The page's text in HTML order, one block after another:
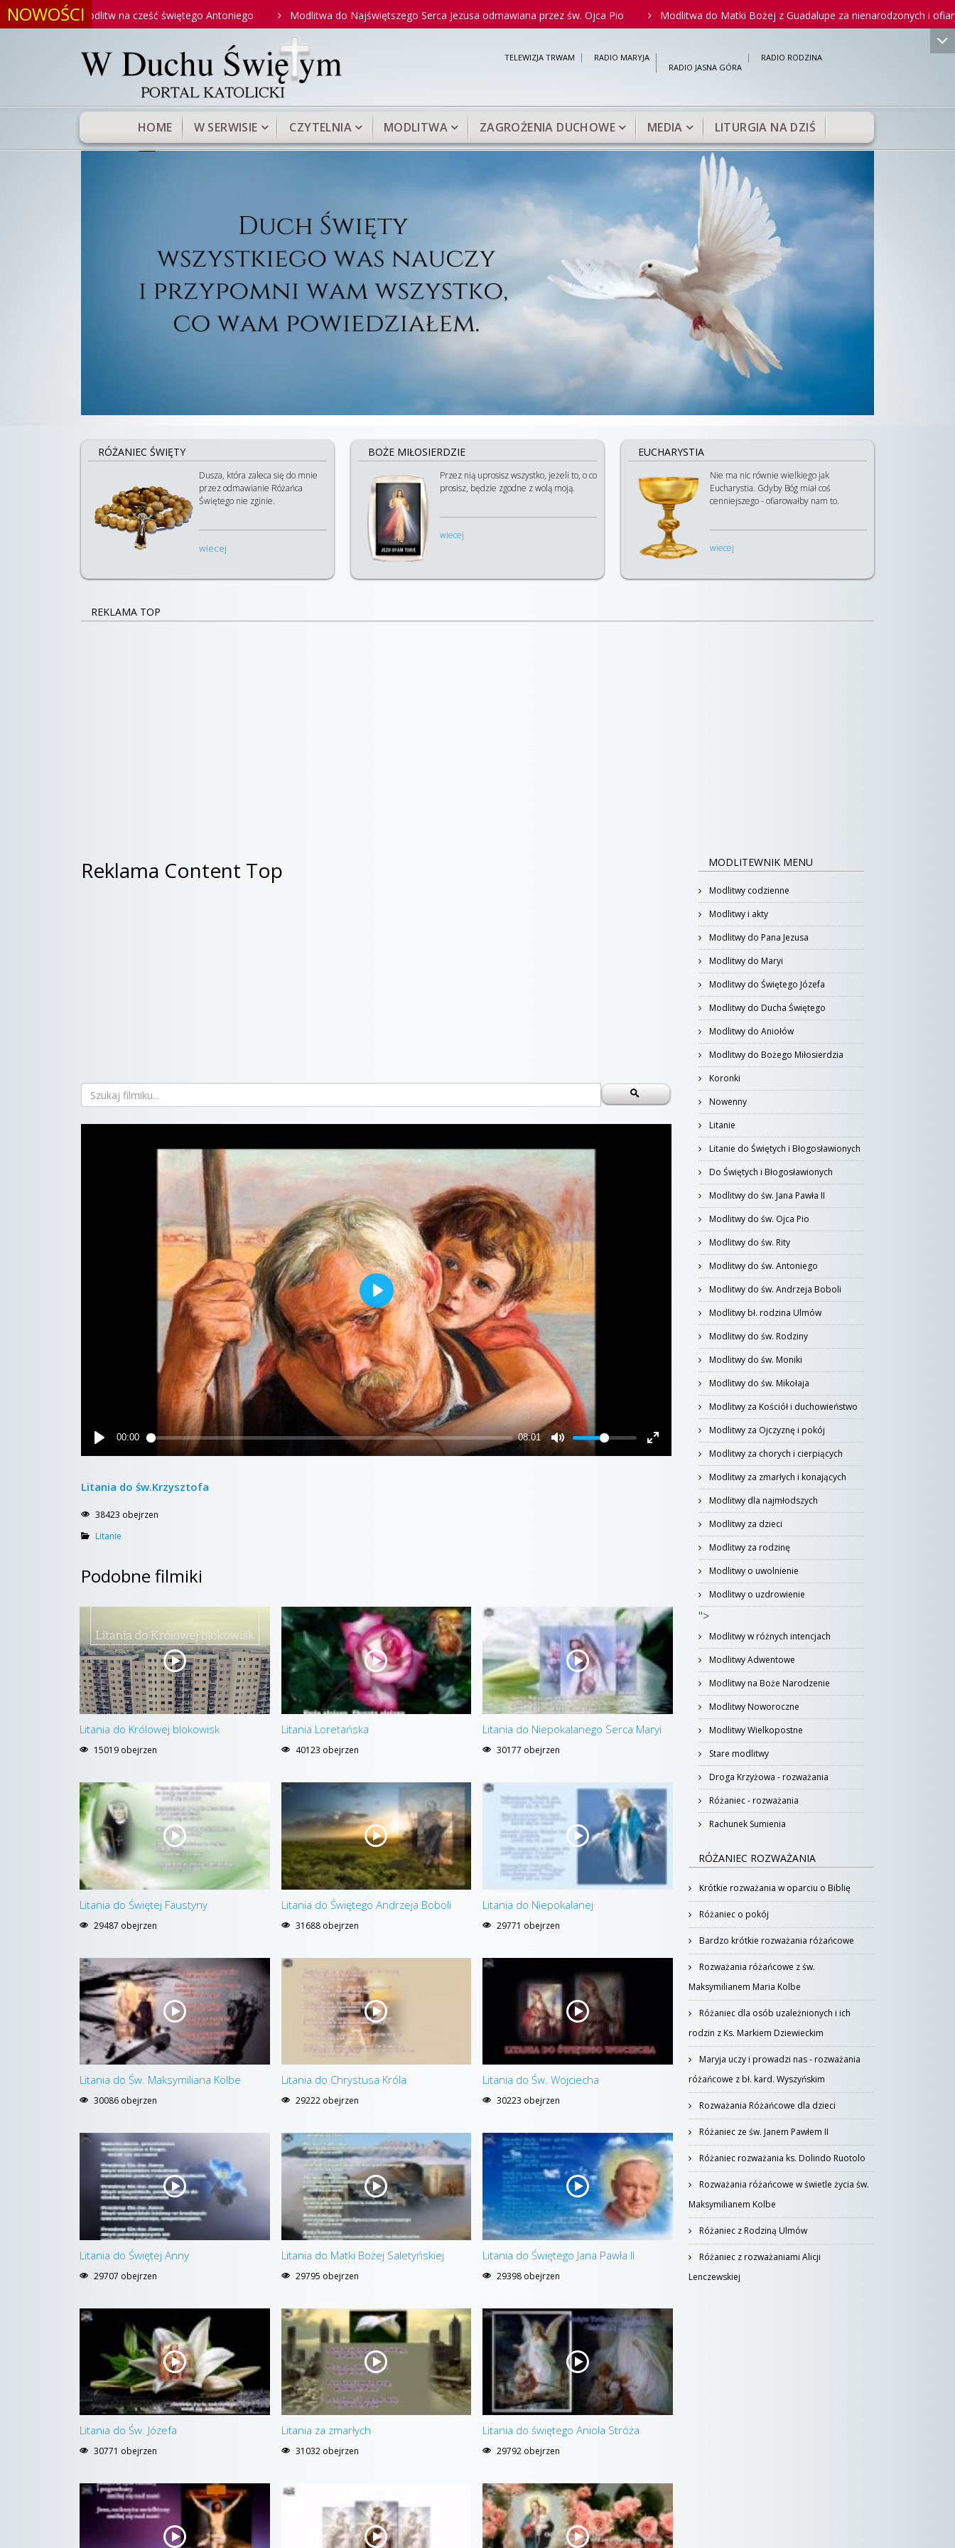
NOWOŚCI
na cześć świętego Antoniego Modlitwa do Najświętszego Serca Jezusa odmawiana przez św. Ojca Pio Modlitwa do Matki Bożej z Guadalupe za nienarodzonych i ofiary aborcji
TELEWIZJA TRWAM RADIO MARYJA
RADIO JASNA GÓRA
RADIO RODZINA
HOME W SERWISIE CZYTELNIA MODLITWA ZAGROŻENIA DUCHOWE MEDIA LITURGIA NA DZIŚ
RÓŻANIEC ŚWIĘTY
Dusza, która zaleca się do mnie
przez odmawianie Różańca
Świętego nie zginie.
wiecej
BOŻE MIŁOSIERDZIE
Przez nią uprosisz wszystko, jeżeli to, o co
prosisz, będzie zgodne z wolą moją.
wiecej
EUCHARYSTIA
Nie ma nic równie wielkiego jak
Eucharystia. Gdyby Bóg miał coś
cenniejszego - ofiarowałby nam to.
wiecej
REKLAMA TOP
Reklama Content Top
Litania do św.Krzysztofa
38423 obejrzen
Litanie
Podobne filmiki
Litania do Królowej blokowisk
15019 obejrzen
Litania Loretańska
40123 obejrzen
Litania do Niepokalanego Serca Maryi
30177 obejrzen
Litania do Świętej Faustyny
29487 obejrzen
Litania do Świętego Andrzeja Boboli
31688 obejrzen
Litania do Niepokalanej
29771 obejrzen
Litania do Św. Maksymiliana Kolbe
30086 obejrzen
Litania do Chrystusa Króla
29222 obejrzen
Litania do Św. Wojciecha
30223 obejrzen
Litania do Świętej Anny
29707 obejrzen
Litania do Matki Bożej Saletyńskiej
29795 obejrzen
Litania do Świętego Jana Pawła II
29398 obejrzen
Litania do Św. Józefa
30771 obejrzen
Litania za zmarłych
31032 obejrzen
Litania do świętego Anioła Stróża
29792 obejrzen
MODLITEWNIK MENU
Modlitwy codzienne
Modlitwy i akty
Modlitwy do Pana Jezusa
Modlitwy do Maryi
Modlitwy do Świętego Józefa
Modlitwy do Ducha Świętego
Modlitwy do Aniołów
Modlitwy do Bożego Miłosierdzia
Koronki
Nowenny
Litanie
Litanie do Świętych i Błogosławionych
Do Świętych i Błogosławionych
Modlitwy do św. Jana Pawła II
Modlitwy do św. Ojca Pio
Modlitwy do św. Rity
Modlitwy do św. Antoniego
Modlitwy do św. Andrzeja Boboli
Modlitwy bł. rodzina Ulmów
Modlitwy do św. Rodziny
Modlitwy do św. Moniki
Modlitwy do św. Mikołaja
Modlitwy za Kościół i duchowieństwo
Modlitwy za Ojczyznę i pokój
Modlitwy za chorych i cierpiących
Modlitwy za zmarłych i konających
Modlitwy dla najmłodszych
Modlitwy za dzieci
Modlitwy za rodzinę
Modlitwy o uwolnienie
Modlitwy o uzdrowienie
">
Modlitwy w różnych intencjach
Modlitwy Adwentowe
Modlitwy na Boże Narodzenie
Modlitwy Noworoczne
Modlitwy Wielkopostne
Stare modlitwy
Droga Krzyżowa - rozważania
Różaniec - rozważania
Rachunek Sumienia
RÓŻANIEC ROZWAŻANIA
Krótkie rozważania w oparciu o Biblię
Różaniec o pokój
Bardzo krótkie rozważania różańcowe
Rozważania różańcowe z św.
Maksymilianem Maria Kolbe
Różaniec dla osób uzależnionych i ich
rodzin z Ks. Markiem Dziewieckim
Maryja uczy i prowadzi nas - rozważania
różańcowe z bł. kard. Wyszyńskim
Rozważania Różańcowe dla dzieci
Różaniec ze św. Janem Pawłem II
Różaniec rozważania ks. Dolindo Ruotolo
Rozważania różańcowe w świetle życia św.
Maksymilianem Kolbe
Różaniec z Rodziną Ulmów
Różaniec z rozważaniami Alicji
Lenczewskiej